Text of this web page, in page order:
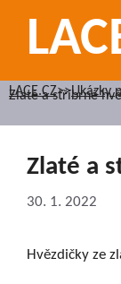
obsah
LACE.CZ>>Ukázky
Zlaté a stříbrné
Zlaté a
30. 1. 2022
Hvězdičky ze